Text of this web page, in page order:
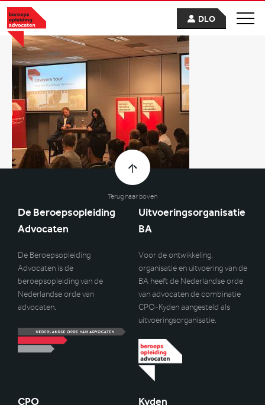
DLO
Terug naar boven
De Beroepsopleiding
Advocaten
De Beroepsopleiding
Advocaten is de
beroepsopleiding van de
Nederlandse orde van
advocaten.
Uitvoeringsorganisatie
BA
Voor de ontwikkeling,
organisatie en uitvoering van de
BA heeft de Nederlandse orde
van advocaten de combinatie
CPO-Kyden aangesteld als
uitvoeringsorganisatie.
CPO Kyden